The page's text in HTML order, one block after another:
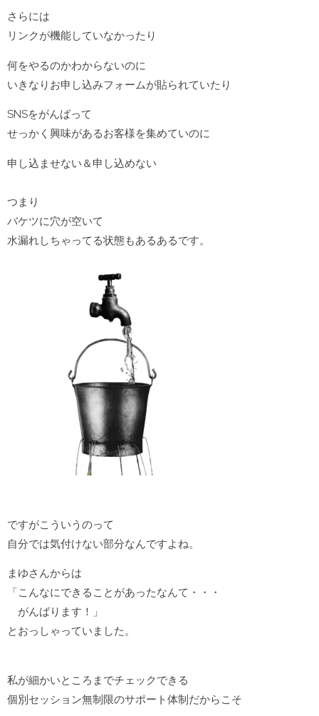
さらには
リンクが機能していなかったり
何をやるのかわからないのに
いきなりお申し込みフォームが貼られていたり
SNSをがんばって
せっかく興味があるお客様を集めていのに
申し込ませない＆申し込めない
つまり
バケツに穴が空いて
水漏れしちゃってる状態もあるあるです。
ですがこういうのって
自分では気付けない部分なんですよね。
まゆさんからは
「こんなにできることがあったなんて・・・
がんばります！」
とおっしゃっていました。
私が細かいところまでチェックできる
個別セッション無制限のサポート体制だからこそ